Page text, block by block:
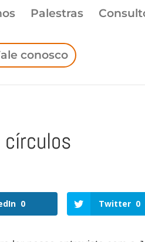
Palestras
conosco
círculos
0 Twitter 0